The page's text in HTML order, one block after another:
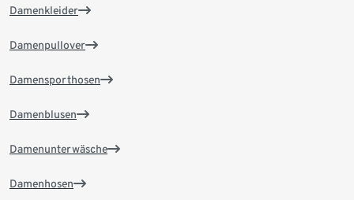
Damenkleider
Damenpullover
Damensporthosen
Damenblusen
Damenunterwäsche
Damenhosen